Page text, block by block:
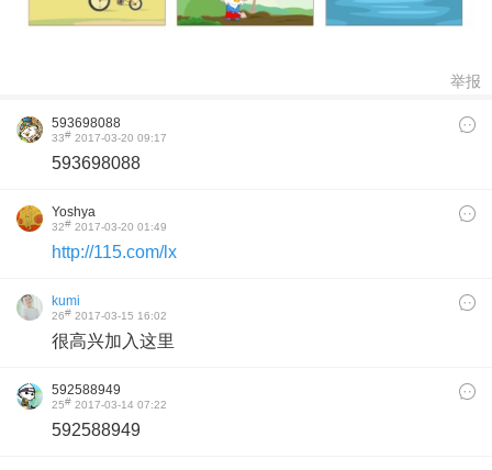
举报
593698088
33# 2017-03-20 09:17
593698088
Yoshya
32# 2017-03-20 01:49
http://115.com/lx
kumi
26# 2017-03-15 16:02
很高兴加入这里
592588949
25# 2017-03-14 07:22
592588949